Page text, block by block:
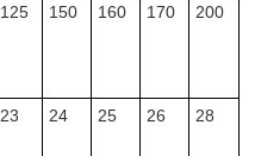
125 150 160 170 200
23 24 25 26 28